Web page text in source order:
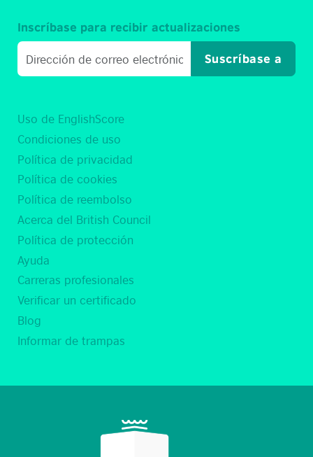
Uso de EnglishScore
Condiciones de uso
Política de privacidad
Política de cookies
Política de reembolso
Acerca del British Council
Política de protección
Ayuda
Carreras profesionales
Verificar un certificado
Blog
Informar de trampas
Inscríbase para recibir actualizaciones
Suscríbase a